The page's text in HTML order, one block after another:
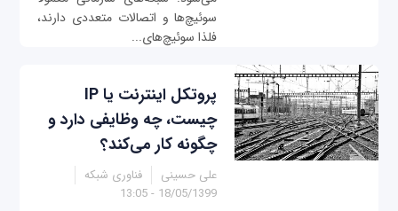
سوئیچ‌ها و اتصالات متعددی دارند،
فلذا سوئیچ‌های...
پروتکل اینترنت یا IP
چیست، چه وظایفی دارد و
چگونه کار می‌کند؟
علی حسینی
فناوری شبکه
18/05/1399 - 13:05